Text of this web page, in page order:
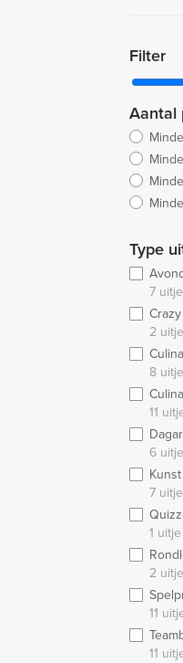
Filter
Aantal
Type
7
2
8
11
6
7
1 uitje
2
11
11